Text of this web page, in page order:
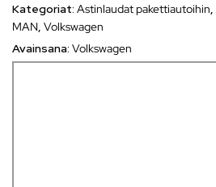
Kategoriat: Astinlaudat pakettiautoihin,
MAN, Volkswagen
Avainsana: Volkswagen